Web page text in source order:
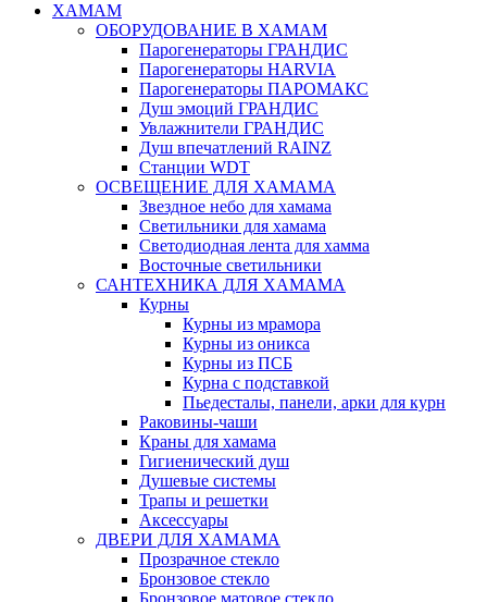
ХАМАМ
ОБОРУДОВАНИЕ В ХАМАМ
Парогенераторы ГРАНДИС
Парогенераторы HARVIA
Парогенераторы ПАРОМАКС
Душ эмоций ГРАНДИС
Увлажнители ГРАНДИС
Душ впечатлений RAINZ
Станции WDT
ОСВЕЩЕНИЕ ДЛЯ ХАМАМА
Звездное небо для хамама
Светильники для хамама
Светодиодная лента для хамма
Восточные светильники
САНТЕХНИКА ДЛЯ ХАМАМА
Курны
Курны из мрамора
Курны из оникса
Курны из ПСБ
Курна с подставкой
Пьедесталы, панели, арки для курн
Раковины-чаши
Краны для хамама
Гигиенический душ
Душевые системы
Трапы и решетки
Аксессуары
ДВЕРИ ДЛЯ ХАМАМА
Прозрачное стекло
Бронзовое стекло
Бронзовое матовое стекло